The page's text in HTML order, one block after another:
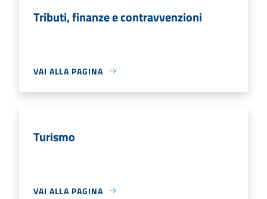
Tributi, finanze e contravvenzioni
VAI ALLA PAGINA
Turismo
VAI ALLA PAGINA